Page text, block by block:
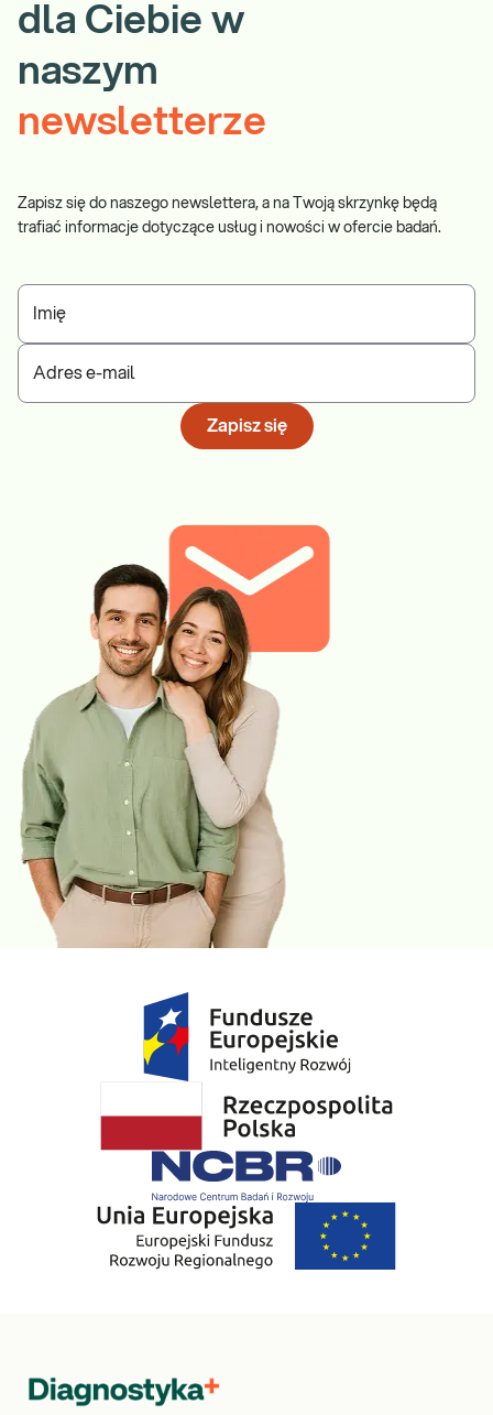
dla Ciebie w
naszym
newsletterze
Zapisz się do naszego newslettera, a na Twoją skrzynkę będą
trafiać informacje dotyczące usług i nowości w ofercie badań.
Imię
Adres e-mail
Zapisz się